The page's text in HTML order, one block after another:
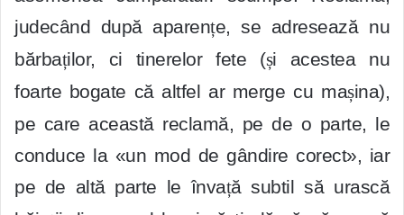
judecând după aparențe, se adresează nu
bărbaților, ci tinerelor fete (și acestea nu
foarte bogate că altfel ar merge cu mașina),
pe care această reclamă, pe de o parte, le
conduce la «un mod de gândire corect», iar
pe de altă parte le învață subtil să urască